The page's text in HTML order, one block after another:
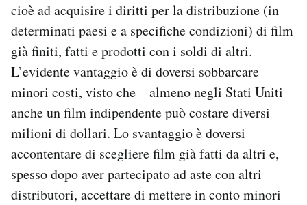
cioè ad acquisire i diritti per la distribuzione (in
determinati paesi e a specifiche condizioni) di film
già finiti, fatti e prodotti con i soldi di altri.
L’evidente vantaggio è di doversi sobbarcare
minori costi, visto che – almeno negli Stati Uniti –
anche un film indipendente può costare diversi
milioni di dollari. Lo svantaggio è doversi
accontentare di scegliere film già fatti da altri e,
spesso dopo aver partecipato ad aste con altri
distributori, accettare di mettere in conto minori